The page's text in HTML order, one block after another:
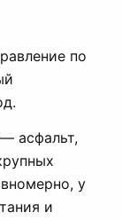
по
асфальт,
у
и